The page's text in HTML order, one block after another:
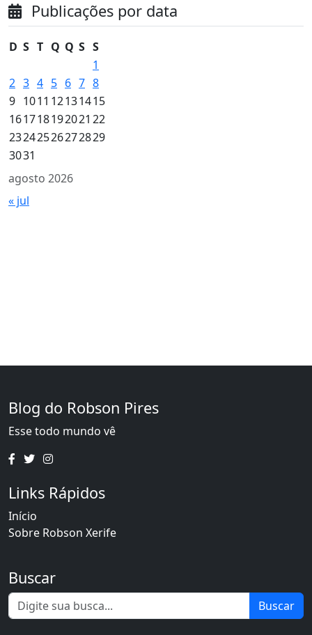
Publicações por data
agosto 2026
D S T Q Q S S
1
2 3 4 5 6 7 8
9 1011 12131415
161718192021 22
23242526272829
3031
« jul
Blog do Robson Pires
Esse todo mundo vê
Links Rápidos
Início
Sobre Robson Xerife
Buscar
Buscar